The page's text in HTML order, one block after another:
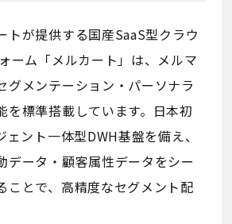
トが提供する国産SaaS型クラウ
ーム「メルカート」は、メルマ
グメンテーション・パーソナラ
を標準搭載しています。日本初
ェント一体型DWH基盤を備え、
データ・顧客属性データをシー
ことで、高精度なセグメント配